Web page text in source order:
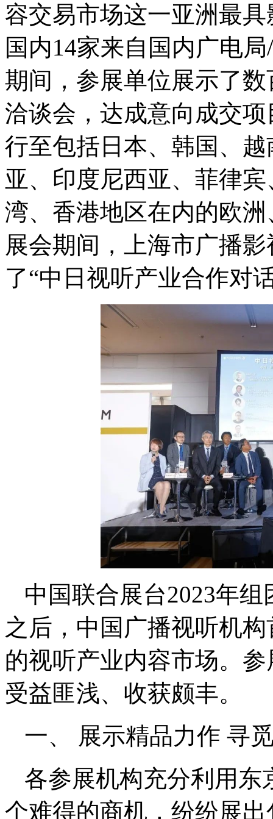
容交易市场这一亚洲最
国内14家来自国内广电
期间，参展单位展示了
洽谈会，达成意向成交
行至包括日本、韩国、
亚、印度尼西亚、菲律
湾、香港地区在内的欧
展会期间，上海市广播
了“中日视听产业合作对
中国联合展台2023年
之后，中国广播视听机
的视听产业内容市场。
受益匪浅、收获颇丰。
一、 展示精品力作 寻
各参展机构充分利用东
个难得的商机，纷纷展